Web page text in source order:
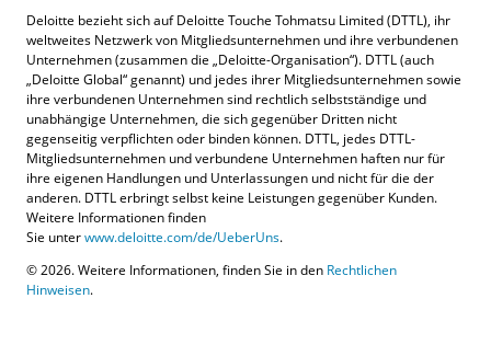
Deloitte bezieht sich auf Deloitte Touche Tohmatsu Limited (DTTL), ihr
weltweites Netzwerk von Mitgliedsunternehmen und ihre verbundenen
Unternehmen (zusammen die „Deloitte-Organisation“). DTTL (auch
„Deloitte Global“ genannt) und jedes ihrer Mitgliedsunternehmen sowie
ihre verbundenen Unternehmen sind rechtlich selbstständige und
unabhängige Unternehmen, die sich gegenüber Dritten nicht
gegenseitig verpflichten oder binden können. DTTL, jedes DTTL-
Mitgliedsunternehmen und verbundene Unternehmen haften nur für
ihre eigenen Handlungen und Unterlassungen und nicht für die der
anderen. DTTL erbringt selbst keine Leistungen gegenüber Kunden.
Weitere Informationen finden
Sie unterwww.deloitte.com/de/UeberUns.
© 2026. Weitere Informationen, finden Sie in den Rechtlichen
Hinweisen.